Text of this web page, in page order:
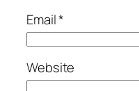
Email*
Website